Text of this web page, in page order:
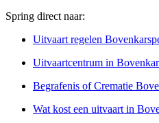
Spring direct naar:
Uitvaart regelen
Uitvaartcentrum in
Begrafenis of Crematie
Wat kost een uitvaart in